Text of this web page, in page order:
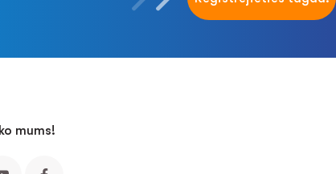
mums!